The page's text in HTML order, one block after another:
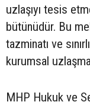
uzlaşıyı tesis
bütünüdür. Bu
tazminatı ve
kurumsal
MHP Hukuk ve